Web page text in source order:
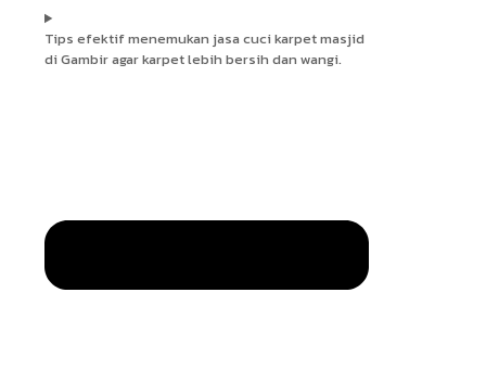
Tips efektif menemukan jasa cuci karpet masjid
di Gambir agar karpet lebih bersih dan wangi.